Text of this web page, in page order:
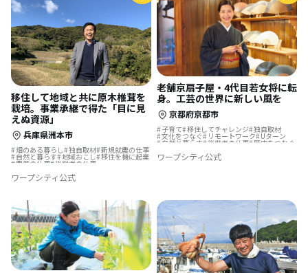
移住して地域と共に原木椎茸を
栽培。事業承継で得た「目に見
えぬ資源」
兵庫県洲本市
畑のある暮らし 独自取材 新規就農の仕事
自然と暮らす 地域おこし 移住を機に起業
農業の仕事 後継者の仕事
伝統をつなぐ 集落で暮らす
ワープシティ公式
老舗京扇子屋・4代目若女将に転
身。工芸の世界に新しい風を
京都府京都市
子育て 移住してチャレンジ 独自取材
文化をつなぐ リモートワーク Uターン
自然と暮らす 後継者の仕事 歴史をつむぐ
ワープシティ公式